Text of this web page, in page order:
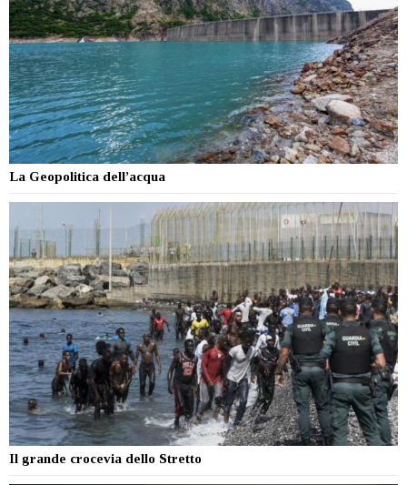
La Geopolitica dell’acqua
Il grande crocevia dello Stretto